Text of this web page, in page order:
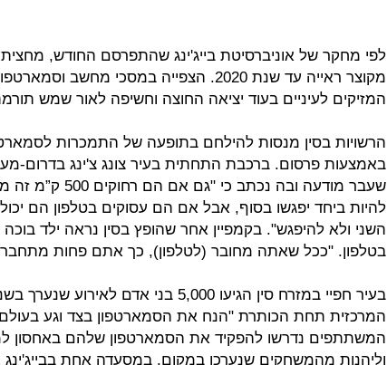
לפי מחקר של אוניברסיטת בייג'ינג שהתפרסם החודש, מחצית
מקוצר ראייה עד שנת 2020. הצפייה במסכי מחשב
המזיקים לעיניים בעוד יציאה החוצה וחשיפה לאור שמש
הרשויות בסין מנסות להילחם בתופעה של התמכרות
באמצעות פרסום. ברכבת התחתית בעיר צונג צ'ינג בדרום-
שעבר מודעה ובה נכתב כי
להיות ביחד יפגשו בסוף, אבל אם הם עסוקים בטלפון הם
השני ולא להיפגש". בקמפיין אחר שהופץ בסין נראה ילד בוכה
בטלפון. "ככל שאתה מחובר (לטלפון), כך אתם פחות
בעיר חפיי במזרח סין הגיעו 5,000 בני אדם
המרכזית תחת הכותרת "הנח את הסמארטפון בצד וגע
המשתתפים נדרשו להפקיד את הסמארטפון שלהם באחסון
וליהנות מהמשחקים שנערכו במקום. במסעדה אחת בבייג'ינג